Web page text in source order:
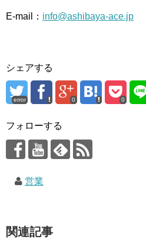
E-mail： info@ashibaya-ace.jp
シェアする
error 0 0
フォローする
営業
関連記事